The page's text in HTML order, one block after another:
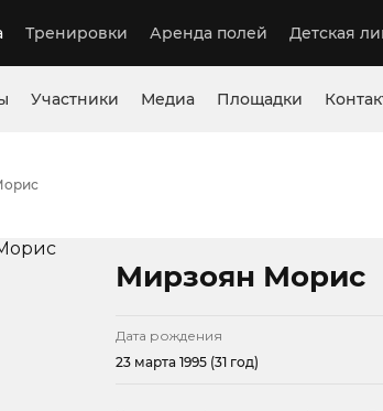
Тренировки Аренда полей Детская
Участники Медиа Площадки
Мирзоян Морис
Дата рождения
23 марта 1995 (31 год)